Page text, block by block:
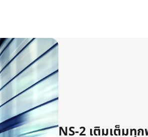
NS-2 เติมเต็มทุ